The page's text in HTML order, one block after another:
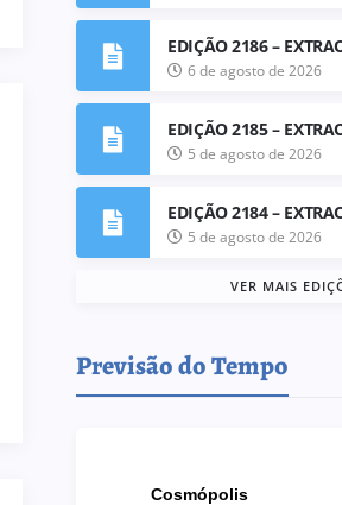
EDIÇÃO 2186 –
6 de agosto de 2026
EDIÇÃO 2185 –
5 de agosto de 2026
EDIÇÃO 2184 –
5 de agosto de 2026
VER MAIS
Previsão do Tempo